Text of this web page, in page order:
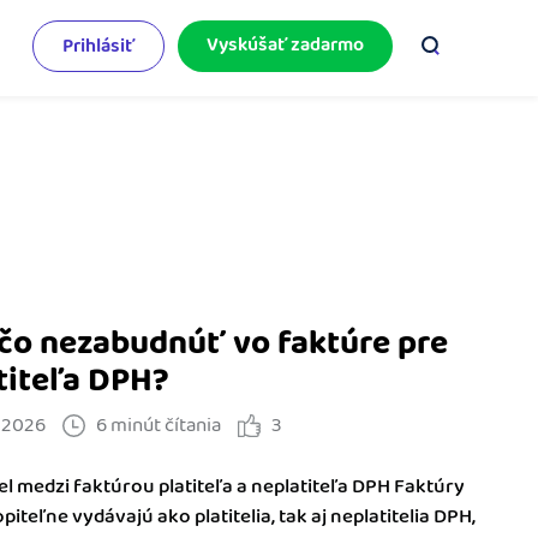
Prihlásiť Vyskúšať zadarmo
nezabudnúť vo faktúre pre
DPH?
2026 6 minút čítania
3
medzi faktúrou platiteľa a neplatiteľa DPH Faktúry
vydávajú ako platitelia, tak aj neplatitelia DPH,